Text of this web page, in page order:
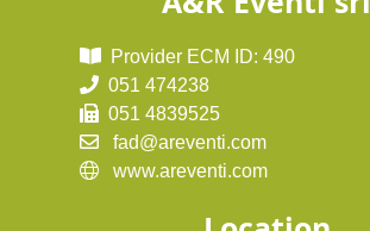
Provider ECM ID: 490
051 474238
051 4839525
fad@areventi.com
www.areventi.com